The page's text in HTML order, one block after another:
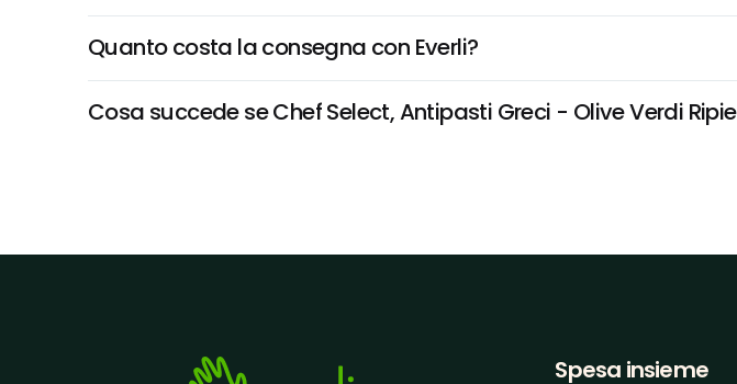
Quanto costa la consegna con Everli?
Cosa succede se Chef Select, Antipasti Greci - Olive Verdi
Spesa insieme